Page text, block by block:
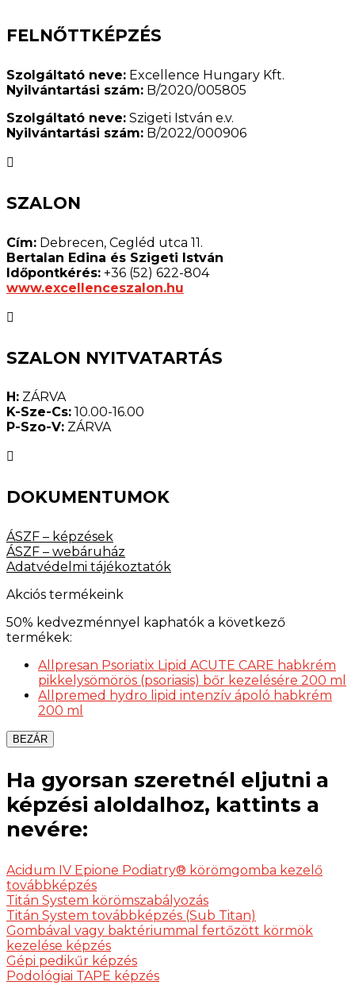
FELNŐTTKÉPZÉS
Szolgáltató neve: Excellence Hungary Kft.
Nyilvántartási szám: B/2020/005805
Szolgáltató neve: Szigeti István e.v.
Nyilvántartási szám: B/2022/000906

SZALON
Cím: Debrecen, Cegléd utca 11.
Bertalan Edina és Szigeti István
Időpontkérés: +36 (52) 622-804
www.excellenceszalon.hu

SZALON NYITVATARTÁS
H: ZÁRVA
K-Sze-Cs: 10.00-16.00
P-Szo-V: ZÁRVA

DOKUMENTUMOK
ÁSZF – képzések
ÁSZF – webáruház
Adatvédelmi tájékoztatók
Akciós termékeink
50% kedvezménnyel kaphatók a következő
termékek:
Allpresan Psoriatix Lipid ACUTE CARE habkrém
pikkelysömörös (psoriasis) bőr kezelésére 200 ml
Allpremed hydro lipid intenzív ápoló habkrém
200 ml
BEZÁR
Ha gyorsan szeretnél eljutni a
képzési aloldalhoz, kattints a
nevére:
Acidum IV Epione Podiatry® körömgomba kezelő
továbbképzés
Titán System körömszabályozás
Titán System továbbképzés (Sub Titan)
Gombával vagy baktériummal fertőzött körmök
kezelése képzés
Gépi pedikűr képzés
Podológiai TAPE képzés